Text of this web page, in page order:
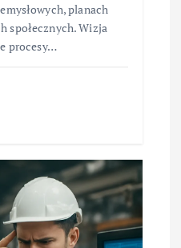
planach
społecznych. Wizja
procesy…